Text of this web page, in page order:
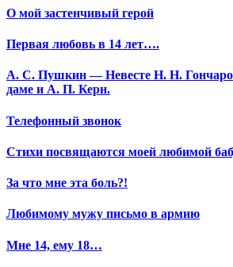
О мой застенчивый герой
Первая любовь в 14 лет….
А. С. Пушкин — Невесте Н. Н.
даме и А. П. Керн.
Телефонный звонок
Стихи посвящаются моей любимой
За что мне эта боль?!
Любимому мужу письмо в армию
Мне 14, ему 18…